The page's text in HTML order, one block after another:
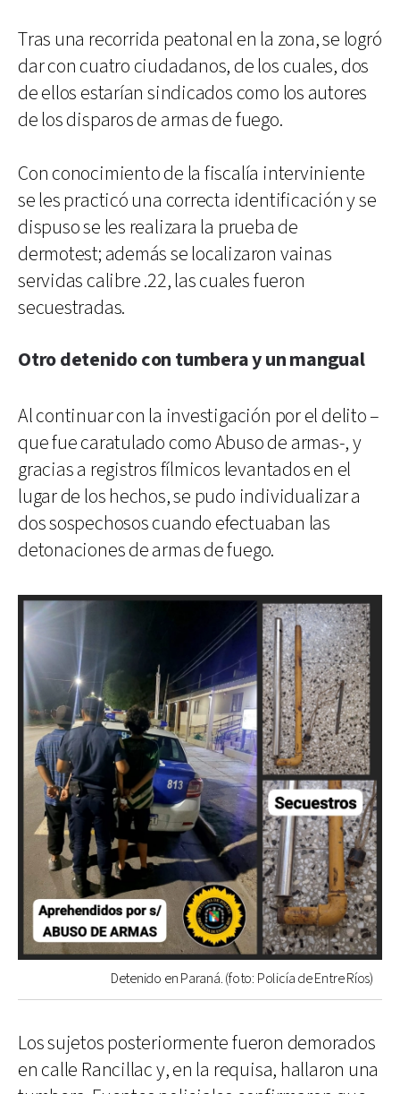
Tras una recorrida peatonal en la zona, se logró
dar con cuatro ciudadanos, de los cuales, dos
de ellos estarían sindicados como los autores
de los disparos de armas de fuego.
Con conocimiento de la fiscalía interviniente
se les practicó una correcta identificación y se
dispuso se les realizara la prueba de
dermotest; además se localizaron vainas
servidas calibre .22, las cuales fueron
secuestradas.
Otro detenido con tumbera y un mangual
Al continuar con la investigación por el delito –
que fue caratulado como Abuso de armas-, y
gracias a registros fílmicos levantados en el
lugar de los hechos, se pudo individualizar a
dos sospechosos cuando efectuaban las
detonaciones de armas de fuego.
Detenido en Paraná. (foto: Policía de Entre Ríos)
Los sujetos posteriormente fueron demorados
en calle Rancillac y, en la requisa, hallaron una